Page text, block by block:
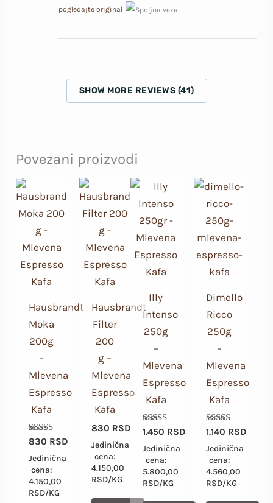
pogledajte original
SHOW MORE REVIEWS (41)
Povezani proizvodi
Hausbrandt
Moka
200g
–
Mlevena
Espresso
Kafa
Ocenjeno
4.80
830 RSD
Jedinična
cena:
4.150,00
RSD/KG
Hausbrandt
Filter
200
g –
Mlevena
Espresso
Kafa
830 RSD
Jedinična
cena:
4.150,00
RSD/KG
Illy
Intenso
250g
–
Mlevena
Espresso
Kafa
Ocenjeno sa
od 5
1.450 RSD
Jedinična
cena:
5.800,00
RSD/KG
Dimello
Ricco
250g
–
Mlevena
Espresso
Kafa
Ocenjeno sa
od 5
1.140 RSD
Jedinična
cena:
4.560,00
RSD/KG